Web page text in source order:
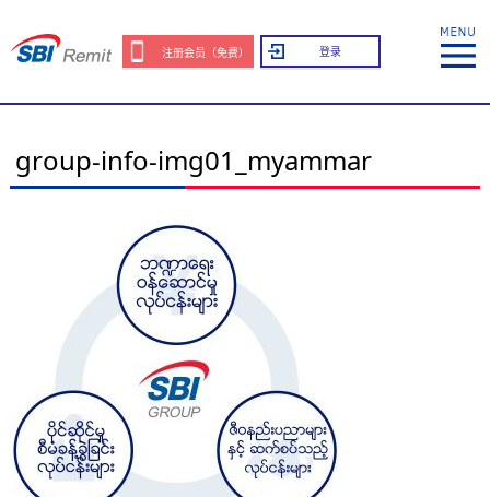
注册会员（免费） 登录
group-info-img01_myammar